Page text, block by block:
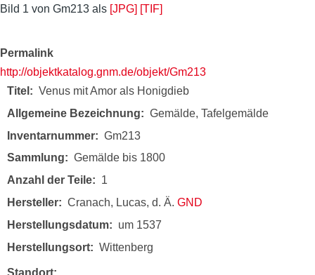
Bild 1 von Gm213 als [JPG] [TIF]
Permalink
http://objektkatalog.gnm.de/objekt/Gm213
Titel
Venus mit Amor als Honigdieb
Allgemeine Bezeichnung
Gemälde, Tafelgemälde
Inventarnummer
Gm213
Sammlung
Gemälde bis 1800
Anzahl der Teile
1
Hersteller
Cranach, Lucas, d. Ä. GND
Herstellungsdatum
um 1537
Herstellungsort
Wittenberg